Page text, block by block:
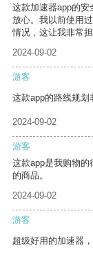
这款加速器app的
放心。我以前使用
情况，这让我非常担
2024-09-02
游客
这款app的路线规划
2024-09-02
游客
这款app是我购物
的商品。
2024-09-02
游客
超级好用的加速器